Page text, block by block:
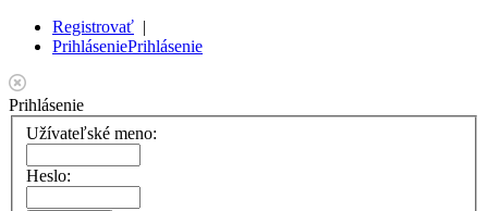
Registrovať |
PrihláseniePrihlásenie
Prihlásenie
Užívateľské meno:
Heslo: